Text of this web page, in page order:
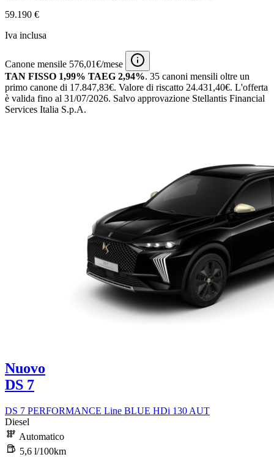
59.190 €
Iva inclusa
Canone mensile 576,01€/mese
TAN FISSO 1,99% TAEG 2,94%. 35 canoni mensili oltre un
primo canone di 17.847,83€. Valore di riscatto 24.431,40€. L'offerta
è valida fino al 31/07/2026. Salvo approvazione Stellantis Financial
Services Italia S.p.A.
Nuovo
DS 7
DS 7 PERFORMANCE Line BLUE HDi 130 AUT
Diesel
Automatico
5,6 l/100km